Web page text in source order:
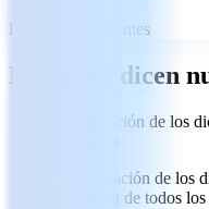
Favoritos y recientes
Mira qué dicen
La aplicación de los
¡La aplicación de los
referencia de todos